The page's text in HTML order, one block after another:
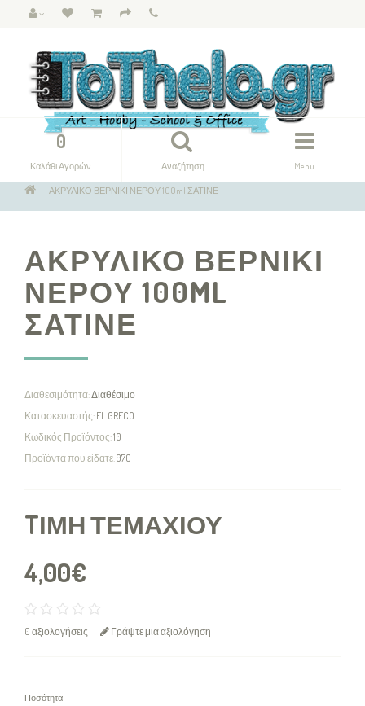
Menu
Αναζήτηση
0
Καλάθι Αγορών
ΑΚΡΥΛΙΚΟ ΒΕΡΝΙΚΙ ΝΕΡΟΥ 100ml ΣΑΤΙΝΕ
ΑΚΡΥΛΙΚΟ ΒΕΡΝΙΚΙ
ΝΕΡΟΥ 100ML
ΣΑΤΙΝΕ
Διαθεσιμότητα:Διαθέσιμο
Κατασκευαστής: EL GRECO
Κωδικός Προϊόντος:10
Προϊόντα που είδατε:970
TΙΜΉ ΤΕΜΑΧΊΟΥ
4,00€
0 αξιολογήσεις Γράψτε μια αξιολόγηση
Ποσότητα